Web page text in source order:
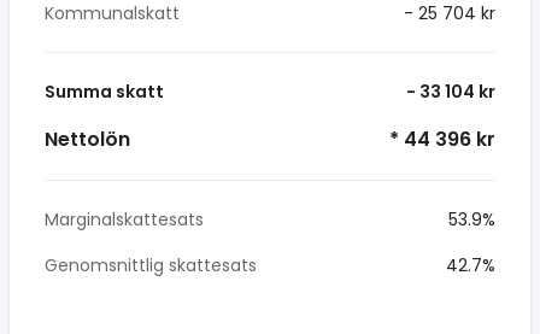
Kommunalskatt
- 25 704 kr
Summa skatt - 33 104 kr
Nettolön * 44 396 kr
Marginalskattesats
53.9%
Genomsnittlig skattesats
42.7%